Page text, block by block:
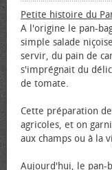
Petite histoire du
A l'origine le pan-
simple salade
servir, du pain de
s'imprégnait du
de tomate.
Cette préparation
agricoles, et on
aux champs ou à la
Aujourd'hui, le pan-